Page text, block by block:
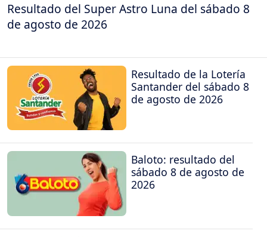
Resultado del Super Astro Luna del sábado 8
de agosto de 2026
Resultado de la Lotería
Santander del sábado 8
de agosto de 2026
Baloto: resultado del
sábado 8 de agosto de
2026